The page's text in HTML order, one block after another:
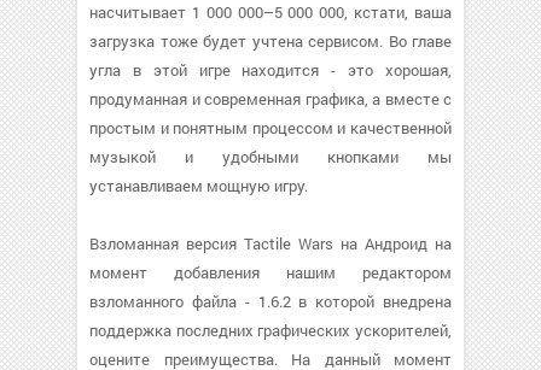
насчитывает 1 000 000–5 000 000, кстати, ваша
загрузка тоже будет учтена сервисом. Во главе
угла в этой игре находится - это хорошая,
продуманная и современная графика, а вместе с
простым и понятным процессом и качественной
музыкой и удобными кнопками мы
устанавливаем мощную игру.
Взломанная версия Tactile Wars на Андроид на
момент добавления нашим редактором
взломанного файла - 1.6.2 в которой внедрена
поддержка последних графических ускорителей,
оцените преимущества. На данный момент